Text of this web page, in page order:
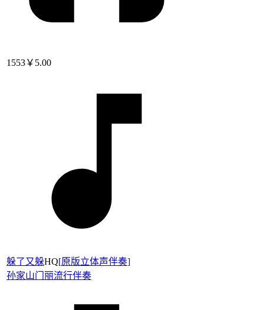
1553￥5.00
躲了又躲HQ[原版立体声伴奏]
孙家山门丽流行伴奏